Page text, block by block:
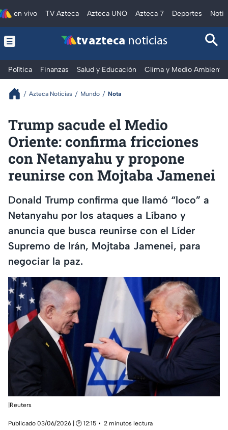
en vivo TV Azteca Azteca UNO Azteca 7 Deportes
tv azteca noticias
Política Finanzas Salud y Educación Clima y Medio Ambiente
Azteca Noticias Mundo Nota
Trump sacude el Medio
Oriente: confirma fricciones
con Netanyahu y propone
reunirse con Mojtaba Jamenei
Donald Trump confirma que llamó “loco” a
Netanyahu por los ataques a Líbano y
anuncia que busca reunirse con el Líder
Supremo de Irán, Mojtaba Jamenei, para
negociar la paz.
|Reuters
Publicado 03/06/2026 | 🕑 12:15
2 minutos lectura